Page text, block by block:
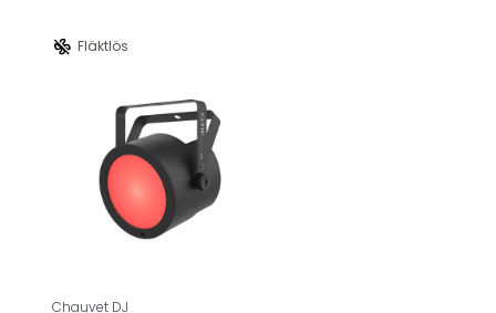
mode_fan_off Fläktlös
Chauvet DJ